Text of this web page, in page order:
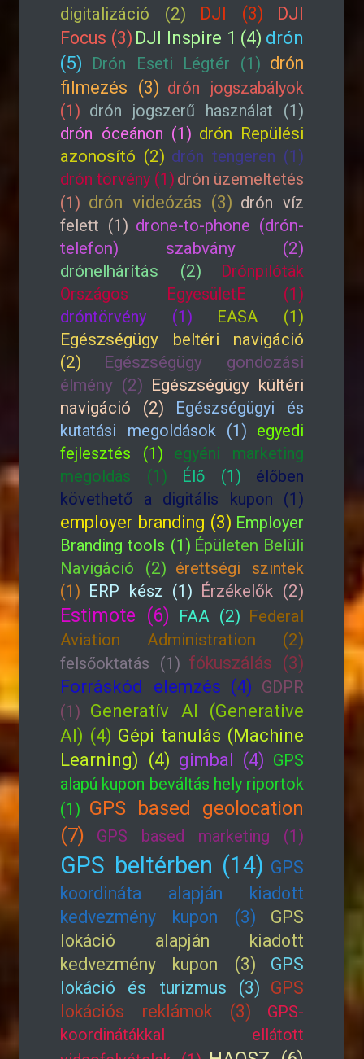
digitalizáció (2) DJI (3)
DJI
Focus (3) DJI Inspire 1 (4) drón
(5)
Drón Eseti Légtér (1) drón
filmezés (3) drón jogszabályok
(1) drón jogszerű használat (1)
drón óceánon (1) drón Repülési
azonosító (2) drón tengeren (1)
drón törvény (1) drón üzemeltetés
(1) drón videózás (3) drón víz
felett (1) drone-to-phone (drón-
telefon) szabvány (2)
drónelhárítás (2)
Drónpilóták
Országos EgyesületE (1)
dróntörvény (1)
EASA (1)
Egészségügy beltéri navigáció
(2)
Egészségügy gondozási
élmény (2) Egészségügy kültéri
navigáció (2)
Egészségügyi és
kutatási megoldások (1) egyedi
fejlesztés (1)
egyéni marketing
megoldás (1)
Élő (1)
élőben
követhető a digitális kupon (1)
employer branding (3) Employer
Branding tools (1) Épületen Belüli
Navigáció (2) érettségi szintek
(1) ERP kész (1) Érzékelők (2)
Estimote (6) FAA (2) Federal
Aviation Administration (2)
felsőoktatás (1) fókuszálás (3)
Forráskód elemzés (4) GDPR
(1) Generatív AI (Generative
AI) (4) Gépi tanulás (Machine
Learning) (4) gimbal (4) GPS
alapú kupon beváltás hely riportok
(1) GPS based geolocation
(7)
GPS based marketing (1)
GPS beltérben (14) GPS
koordináta alapján kiadott
kedvezmény kupon (3)
GPS
lokáció alapján kiadott
kedvezmény kupon (3)
GPS
lokáció és turizmus (3) GPS
lokációs reklámok (3)
GPS-
koordinátákkal ellátott